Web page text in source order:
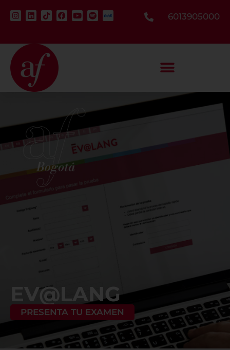
6013905000
EV@LANG
PRESENTA TU EXAMEN